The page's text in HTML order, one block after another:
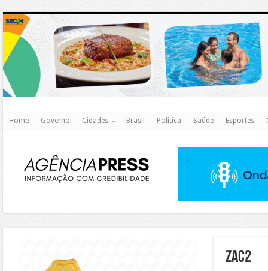
Home Governo Cidades Brasil Politica Saúde Esportes
zac2